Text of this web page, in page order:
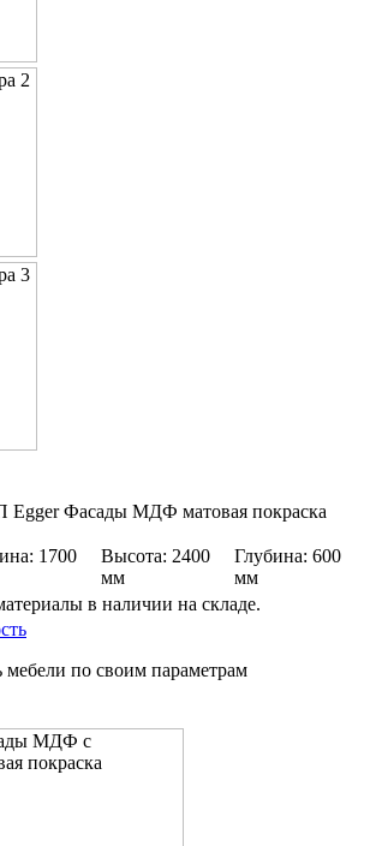
Фасады МДФ матовая покраска
1700
Высота: 2400
мм
Глубина: 600
мм
в наличии на складе.
мебели по своим параметрам